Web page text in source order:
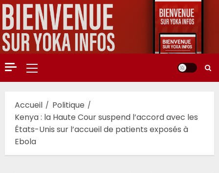
Aller
au
contenu
Menu
principal
Accueil
Politique
Kenya : la Haute Cour suspend l’accord avec les
États-Unis sur l’accueil de patients exposés à
Ebola